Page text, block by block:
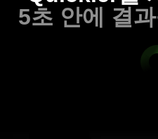
5초 안에 결